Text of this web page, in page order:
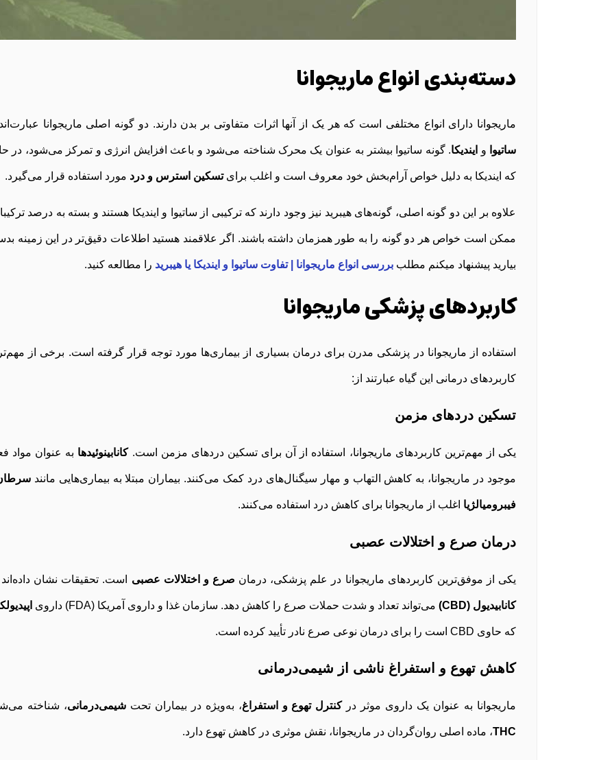
دسته‌بندی انواع ماریجوانا
ماریجوانا دارای انواع مختلفی است که هر یک از آنها اثرات متفاوتی بر بدن دارند. دو گونه اصلی ماریجوانا
ساتیوا و ایندیکا. گونه ساتیوا بیشتر به عنوان یک محرک شناخته می‌شود و باعث افزایش انرژی و تمرکز می‌شود، در
که ایندیکا به دلیل خواص آرام‌بخش خود معروف است و اغلب برایتسکین استرس و درد مورد استفاده قرار می‌گیرد.
علاوه بر این دو گونه اصلی، گونه‌های هیبرید نیز وجود دارند که ترکیبی از ساتیوا و ایندیکا هستند و بسته به درصد
ممکن است خواص هر دو گونه را به طور همزمان داشته باشند. اگر علاقمند هستید اطلاعات دقیق‌تر در این زمینه
بیارید پیشنهاد میکنم مطلب بررسی انواع ماریجوانا | تفاوت ساتیوا و ایندیکا یا هیبرید را مطالعه کنید.
کاربردهای پزشکی ماریجوانا
استفاده از ماریجوانا در پزشکی مدرن برای درمان بسیاری از بیماری‌ها مورد توجه قرار گرفته است. برخی از
کاربردهای درمانی این گیاه عبارتند از:
تسکین دردهای مزمن
یکی از مهم‌ترین کاربردهای ماریجوانا، استفاده از آن برای تسکین دردهای مزمن است.کانابینوئیدها به عنوان مواد
موجود در ماریجوانا، به کاهش التهاب و مهار سیگنال‌های درد کمک می‌کنند. بیماران مبتلا به بیماری‌هایی مانند
فیبرومیالژیا اغلب از ماریجوانا برای کاهش درد استفاده می‌کنند.
درمان صرع و اختلالات عصبی
یکی از موفق‌ترین کاربردهای ماریجوانا در علم پزشکی، درمان صرع و اختلالات عصبی است. تحقیقات نشان
کانابیدیول (CBD) می‌تواند تعداد و شدت حملات صرع را کاهش دهد. سازمان غذا و داروی آمریکا (FDA) داروی
که حاوی CBD است را برای درمان نوعی صرع نادر تأیید کرده است.
کاهش تهوع و استفراغ ناشی از شیمی‌درمانی
ماریجوانا به عنوان یک داروی موثر درکنترل تهوع و استفراغ، به‌ویژه در بیماران تحتشیمی‌درمانی، شناخته
THC، ماده اصلی روان‌گردان در ماریجوانا، نقش موثری در کاهش تهوع دارد.